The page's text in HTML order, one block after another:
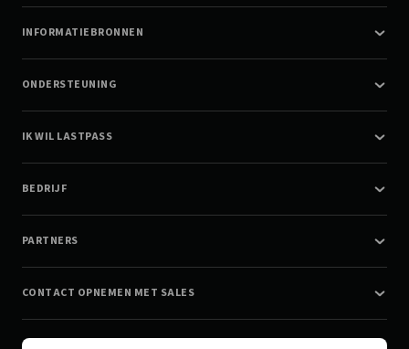
INFORMATIEBRONNEN
ONDERSTEUNING
IK WIL LASTPASS
BEDRIJF
PARTNERS
CONTACT OPNEMEN MET SALES